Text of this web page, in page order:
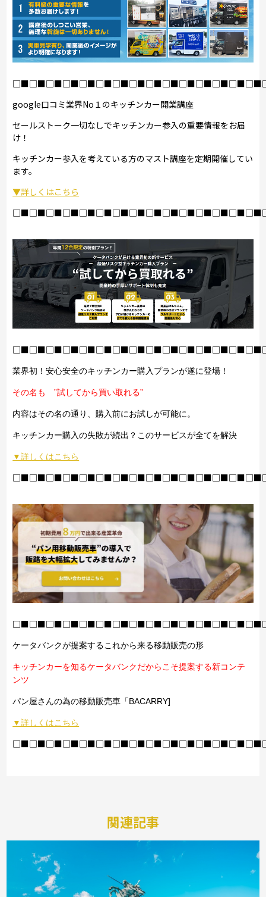
google口コミ業界No１のキッチンカー開業講座
セールストーク一切なしでキッチンカー参入の重要情報をお届
け！
キッチンカー参入を考えている方のマスト講座を定期開催してい
ます。
▼詳しくはこちら
業界初！安心安全のキッチンカー購入プランが遂に登場！
その名も ”試してから買い取れる”
内容はその名の通り、購入前にお試しが可能に。
キッチンカー購入の失敗が続出？このサービスが全てを解決
▼詳しくはこちら
ケータバンクが提案するこれから来る移動販売の形
キッチンカーを知るケータバンクだからこそ提案する新コンテ
ンツ
パン屋さんの為の移動販売車「BACARRY]
▼詳しくはこちら
関連記事